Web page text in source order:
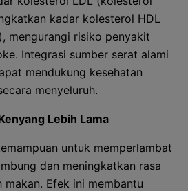
kadar kolesterol HDL
mengurangi risiko penyakit
Integrasi sumber serat alami
mendukung kesehatan
menyeluruh.
Lebih Lama
untuk memperlambat
dan meningkatkan rasa
makan. Efek ini membantu